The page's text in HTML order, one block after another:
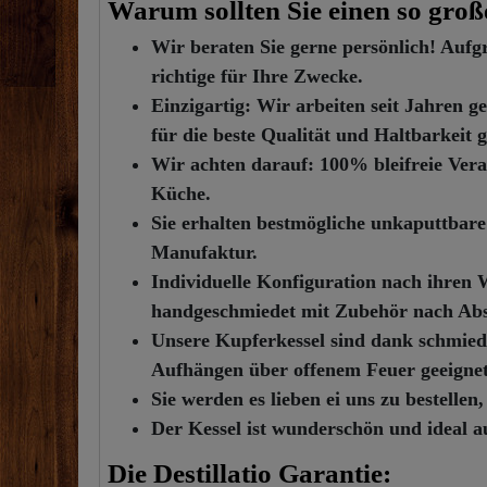
Warum sollten Sie einen so
Wir beraten Sie gerne persönlich!
richtige für Ihre Zwecke.
Einzigartig: Wir arbeiten seit Jahren
für die beste Qualität und Haltbarkeit
Wir achten darauf: 100% bleifreie
Küche.
Sie erhalten bestmögliche
Manufaktur.
Individuelle Konfiguration nach ihren
handgeschmiedet mit Zubehör nach
Unsere Kupferkessel sind dank
Aufhängen über offenem Feuer
Sie werden es lieben ei uns zu
Der Kessel ist wunderschön und ideal
Die Destillatio Garantie: